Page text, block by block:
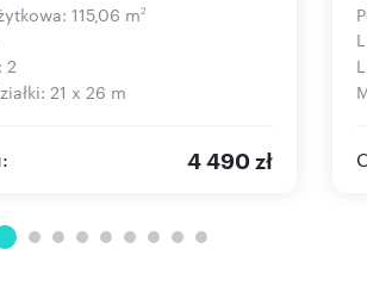
115,06 m2
2
21 x 26 m
4 490 zł